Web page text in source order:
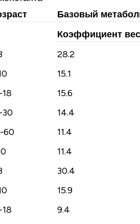
Базовый
Коэффициент
28.2
15.1
18
15.6
30
14.4
60
11.4
11.4
30.4
15.9
18
9.4